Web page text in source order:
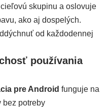
skupinu a oslovuje
ako aj dospelých.
od každodennej
používania
pre Android funguje na
bez potreby